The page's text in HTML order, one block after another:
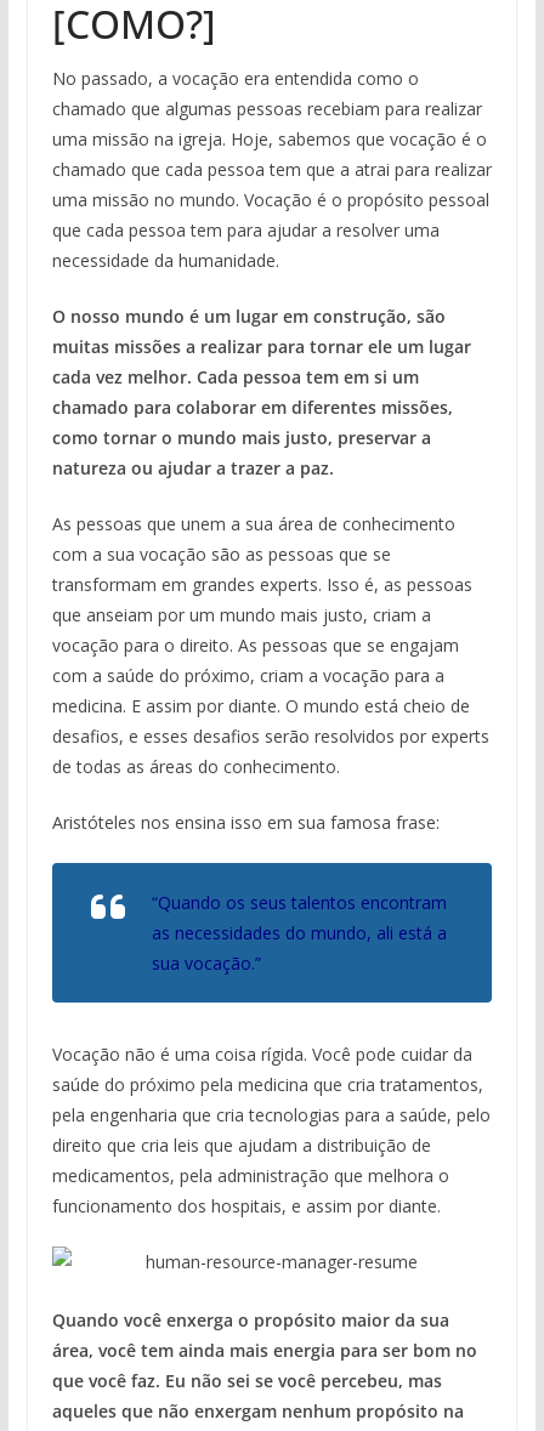
[COMO?]
No passado, a vocação era entendida como o
chamado que algumas pessoas recebiam para realizar
uma missão na igreja. Hoje, sabemos que vocação é o
chamado que cada pessoa tem que a atrai para realizar
uma missão no mundo. Vocação é o propósito pessoal
que cada pessoa tem para ajudar a resolver uma
necessidade da humanidade.
O nosso mundo é um lugar em construção, são
muitas missões a realizar para tornar ele um lugar
cada vez melhor. Cada pessoa tem em si um
chamado para colaborar em diferentes missões,
como tornar o mundo mais justo, preservar a
natureza ou ajudar a trazer a paz.
As pessoas que unem a sua área de conhecimento
com a sua vocação são as pessoas que se
transformam em grandes experts. Isso é, as pessoas
que anseiam por um mundo mais justo, criam a
vocação para o direito. As pessoas que se engajam
com a saúde do próximo, criam a vocação para a
medicina. E assim por diante. O mundo está cheio de
desafios, e esses desafios serão resolvidos por experts
de todas as áreas do conhecimento.
Aristóteles nos ensina isso em sua famosa frase:
“Quando os seus talentos encontram
as necessidades do mundo, ali está a
sua vocação.”
Vocação não é uma coisa rígida. Você pode cuidar da
saúde do próximo pela medicina que cria tratamentos,
pela engenharia que cria tecnologias para a saúde, pelo
direito que cria leis que ajudam a distribuição de
medicamentos, pela administração que melhora o
funcionamento dos hospitais, e assim por diante.
Quando você enxerga o propósito maior da sua
área, você tem ainda mais energia para ser bom no
que você faz. Eu não sei se você percebeu, mas
aqueles que não enxergam nenhum propósito na